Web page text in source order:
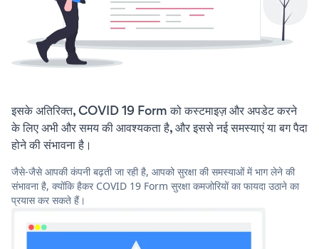
इसके अतिरिक्त, COVID 19 Form को कस्टमाइज़ और अपडेट करने
के लिए अभी और समय की आवश्यकता है, और इससे नई समस्याएं या बग पैदा
होने की संभावना है।
जैसे-जैसे आपकी कंपनी बढ़ती जा रही है, आपको सुरक्षा की समस्याओं में भाग लेने की
संभावना है, क्योंकि हैकर COVID 19 Form सुरक्षा कमजोरियों का फायदा उठाने का
प्रयास कर सकते हैं।